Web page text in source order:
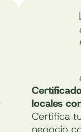
locales
Certifica